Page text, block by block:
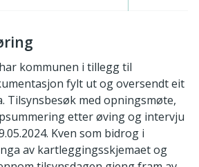
kommunen i tillegg til
fylt ut og oversendt eit
Tilsynsbesøk med opningsmøte,
etter øving og intervju
Kven som bidrog i
av kartleggingsskjemaet og